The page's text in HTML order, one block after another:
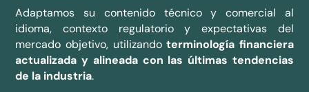
Adaptamos su contenido técnico y comercial al
idioma, contexto regulatorio y expectativas del
mercado objetivo, utilizandoterminología financiera
actualizada y alineada con las últimas tendencias
de la industria.